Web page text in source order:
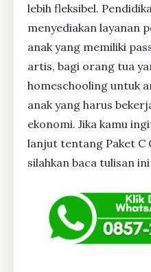
lebih fleksibel.
menyediakan layanan
anak yang memiliki
artis, bagi orang tua
homeschooling untuk
anak yang harus
ekonomi. Jika kamu
lanjut tentang Paket C
silahkan baca tulisan